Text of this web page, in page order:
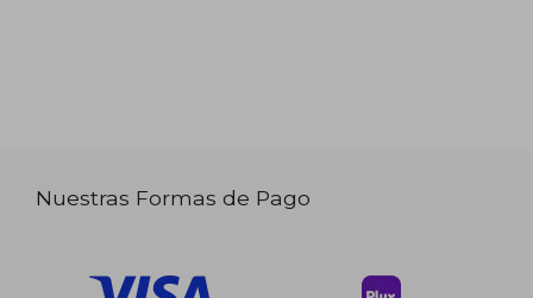
Nuestras Formas de Pago